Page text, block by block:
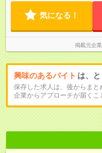
気になる！
掲載元企
興味のあるバイト は、
保存した求人は、後からまと
企業からアプローチが届くこ